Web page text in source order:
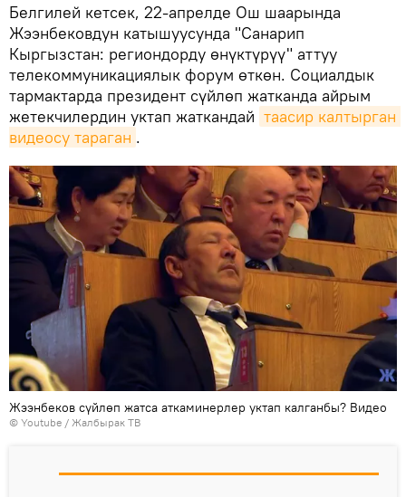
Белгилей кетсек, 22-апрелде Ош шаарында
Жээнбековдун катышуусунда "Санарип
Кыргызстан: региондорду өнүктүрүү" аттуу
телекоммуникациялык форум өткөн. Социалдык
тармактарда президент сүйлөп жатканда айрым
жетекчилердин уктап жаткандай таасир калтырган
видеосу тараган .
Жээнбеков cүйлөп жатса аткаминерлер уктап калганбы? Видео
© Youtube / Жалбырак ТВ